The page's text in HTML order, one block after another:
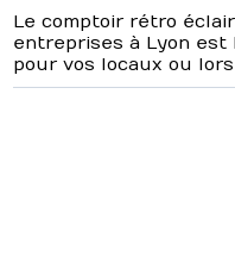
Le comptoir rétro
entreprises à Lyon est
pour vos locaux ou lors